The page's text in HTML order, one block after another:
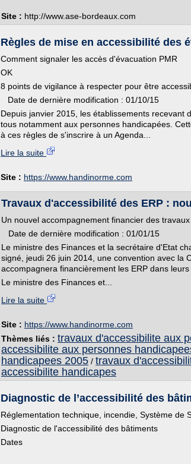
Site : http://www.ase-bordeaux.com
Règles de mise en accessibilité des
Comment signaler les accès d'évacuation PMR
OK
8 points de vigilance à respecter pour être
Date de dernière modification : 01/10/15
Depuis janvier 2015, les établissements recevant
tous notamment aux personnes handicapées.
à ces règles de s'inscrire à un Agenda...
Lire la suite
Site : https://www.handinorme.com
Travaux d'accessibilité des ERP :
Un nouvel accompagnement financier des
Date de dernière modification : 01/01/15
Le ministre des Finances et la secrétaire d'Etat
signé, jeudi 26 juin 2014, une convention avec la
accompagnera financièrement les ERP dans leurs
Le ministre des Finances et...
Lire la suite
Site : https://www.handinorme.com
Thèmes liés : travaux d'accessibilite aux
accessibilite aux personnes
handicapees 2005 / travaux
accessibilite handicapes
Diagnostic de l’accessibilité des
Réglementation technique, incendie, Système de
Diagnostic de l'accessibilité des bâtiments
Dates